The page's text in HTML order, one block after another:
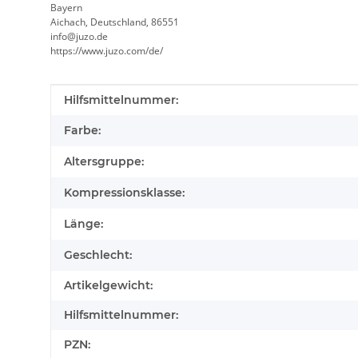
Bayern
Aichach, Deutschland, 86551
info@juzo.de
https://www.juzo.com/de/
Produkteigenschaft
Wert
Hilfsmittelnummer:
Farbe:
Altersgruppe:
Kompressionsklasse:
Länge:
Geschlecht:
Artikelgewicht:
Hilfsmittelnummer:
PZN: